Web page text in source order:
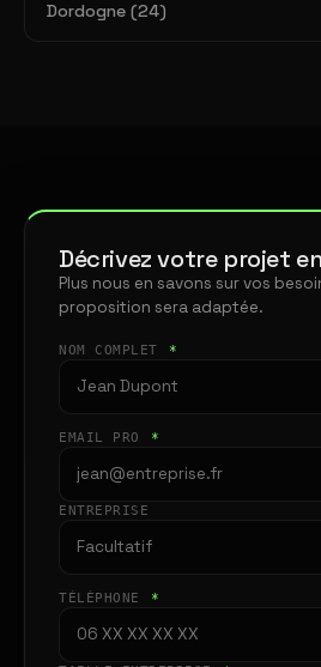
Dordogne (24)
Décrivez votre projet
Plus nous en savons sur vos
proposition sera adaptée.
NOM COMPLET *
EMAIL PRO *
ENTREPRISE
TÉLÉPHONE *